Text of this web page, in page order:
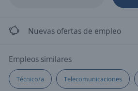
Nuevas ofertas de empleo
Empleos similares
Técnico/a Telecomunicaciones